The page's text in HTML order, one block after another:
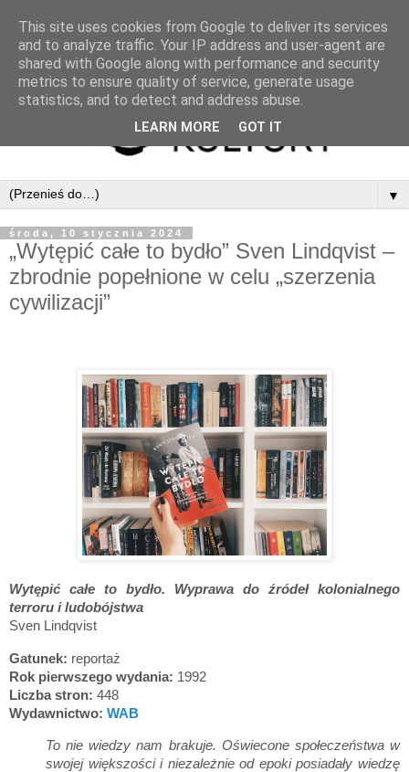
▼
środa, 10 stycznia 2024
„Wytępić całe to bydło” Sven Lindqvist –
zbrodnie popełnione w celu „szerzenia
cywilizacji”
Wytępić całe to bydło. Wyprawa do źródeł kolonialnego
terroru i ludobójstwa
Sven Lindqvist
Gatunek: reportaż
Rok pierwszego wydania: 1992
Liczba stron: 448
Wydawnictwo: WAB
To nie wiedzy nam brakuje. Oświecone społeczeństwa w
swojej większości i niezależnie od epoki posiadały wiedzę
This site uses cookies from Google to deliver its services
and to analyze traffic. Your IP address and user-agent are
shared with Google along with performance and security
metrics to ensure quality of service, generate usage
statistics, and to detect and address abuse.
LEARN MORE GOT IT